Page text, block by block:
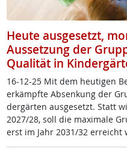
Heute ausgesetzt,
Aussetzung der
Qualität in
16-12-25 Mit dem heu­ti­gen
er­kämpf­te Ab­sen­kung der
der­gär­ten aus­ge­setzt. Statt
2027/28, soll die ma­xi­ma­le
erst im Jahr 2031/32 er­reicht